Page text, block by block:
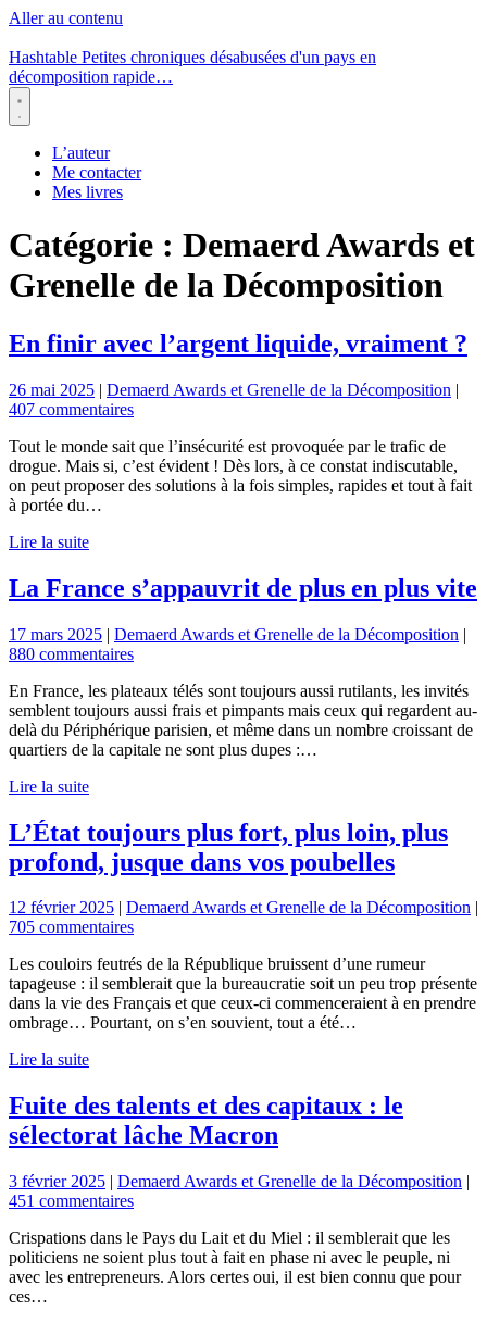
Aller au contenu
Hashtable Petites chroniques désabusées d'un pays en
décomposition rapide…
Menu
L’auteur
Me contacter
Mes livres
Catégorie : Demaerd Awards et
Grenelle de la Décomposition
En finir avec l’argent liquide, vraiment ?
26 mai 2025 | Demaerd Awards et Grenelle de la Décomposition |
407 commentaires
Tout le monde sait que l’insécurité est provoquée par le trafic de
drogue. Mais si, c’est évident ! Dès lors, à ce constat indiscutable,
on peut proposer des solutions à la fois simples, rapides et tout à fait
à portée du…
Lire la suite
La France s’appauvrit de plus en plus vite
17 mars 2025 | Demaerd Awards et Grenelle de la Décomposition |
880 commentaires
En France, les plateaux télés sont toujours aussi rutilants, les invités
semblent toujours aussi frais et pimpants mais ceux qui regardent au-
delà du Périphérique parisien, et même dans un nombre croissant de
quartiers de la capitale ne sont plus dupes :…
Lire la suite
L’État toujours plus fort, plus loin, plus
profond, jusque dans vos poubelles
12 février 2025 | Demaerd Awards et Grenelle de la Décomposition |
705 commentaires
Les couloirs feutrés de la République bruissent d’une rumeur
tapageuse : il semblerait que la bureaucratie soit un peu trop présente
dans la vie des Français et que ceux-ci commenceraient à en prendre
ombrage… Pourtant, on s’en souvient, tout a été…
Lire la suite
Fuite des talents et des capitaux : le
sélectorat lâche Macron
3 février 2025 | Demaerd Awards et Grenelle de la Décomposition |
451 commentaires
Crispations dans le Pays du Lait et du Miel : il semblerait que les
politiciens ne soient plus tout à fait en phase ni avec le peuple, ni
avec les entrepreneurs. Alors certes oui, il est bien connu que pour
ces…